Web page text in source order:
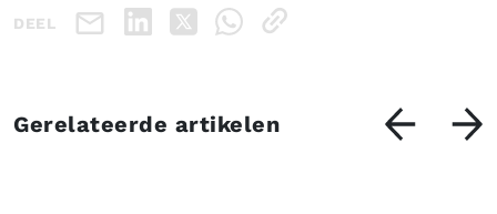
DEEL
Gerelateerde artikelen